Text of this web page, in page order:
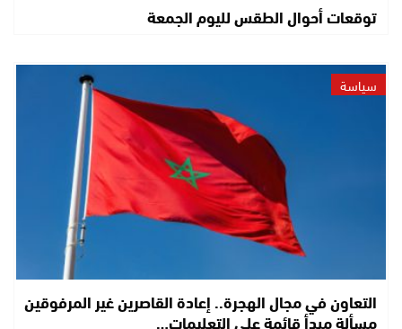
توقعات أحوال الطقس لليوم الجمعة
سياسة
التعاون في مجال الهجرة.. إعادة القاصرين غير المرفوقين
مسألة مبدأ قائمة على التعليمات…